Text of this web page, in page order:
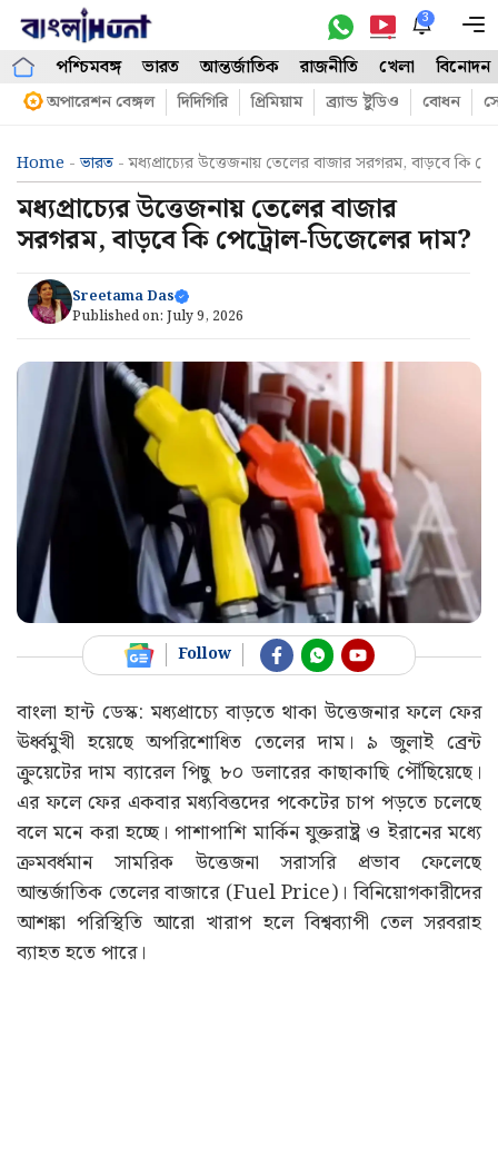
Skip
content
3
পশ্চিমবঙ্গ ভারত আন্তর্জাতিক রাজনীতি খেলা বিনোদন
অপারেশন বেঙ্গল দিদিগিরি প্রিমিয়াম ব্র্যান্ড ষ্টুডিও বোধন
Home -ভারত -মধ্যপ্রাচ্যের উত্তেজনায় তেলের বাজার সরগরম, বাড়বে কি
মধ্যপ্রাচ্যের উত্তেজনায় তেলের বাজার
সরগরম, বাড়বে কি পেট্রোল-ডিজেলের দাম?
Sreetama Das
Published on: July 9, 2026
Follow
বাংলা হান্ট ডেস্ক: মধ্যপ্রাচ্যে বাড়তে থাকা উত্তেজনার ফলে ফের
ঊর্ধ্বমুখী হয়েছে অপরিশোধিত তেলের দাম। ৯ জুলাই ব্রেন্ট
ক্রুয়েটের দাম ব্যারেল পিছু ৮০ ডলারের কাছাকাছি পৌঁছিয়েছে।
এর ফলে ফের একবার মধ্যবিত্তদের পকেটের চাপ পড়তে চলেছে
বলে মনে করা হচ্ছে। পাশাপাশি মার্কিন যুক্তরাষ্ট্র ও ইরানের মধ্যে
ক্রমবর্ধমান সামরিক উত্তেজনা সরাসরি প্রভাব ফেলেছে
আন্তর্জাতিক তেলের বাজারে (Fuel Price)। বিনিয়োগকারীদের
আশঙ্কা পরিস্থিতি আরো খারাপ হলে বিশ্বব্যাপী তেল সরবরাহ
ব্যাহত হতে পারে।